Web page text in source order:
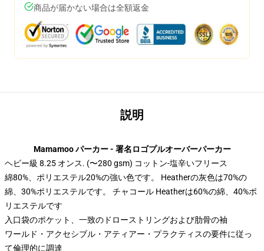
商品が届かない場合は全額返金
説明
Mamamoo パーカー - 署名ロゴプルオーバーパーカー
ヘビー級 8.25 オンス. (〜280 gsm) コットン-塩辛いフリース
綿80%、ポリエステル20%の強い色です。 Heatherの灰色は70%の
綿、30%ポリエステルです。 チャコール Heatherは60%の綿、40%ポ
リエステルです
入口袋のポケット、一致のドローストリングおよび肋骨の袖
ワールド・アクセシブル・アティアー・プラクティスの要件に従っ
て倫理的に調達